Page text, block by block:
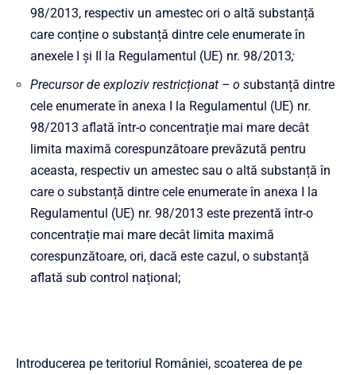
98/2013, respectiv un amestec ori o altă substanță
care conține o substanță dintre cele enumerate în
anexele I și II la Regulamentul (UE) nr. 98/2013;
Precursor de exploziv restricționat – o substanță dintre
cele enumerate în anexa I la Regulamentul (UE) nr.
98/2013 aflată într-o concentrație mai mare decât
limita maximă corespunzătoare prevăzută pentru
aceasta, respectiv un amestec sau o altă substanță în
care o substanță dintre cele enumerate în anexa I la
Regulamentul (UE) nr. 98/2013 este prezentă într-o
concentrație mai mare decât limita maximă
corespunzătoare, ori, dacă este cazul, o substanță
aflată sub control național;
Introducerea pe teritoriul României, scoaterea de pe